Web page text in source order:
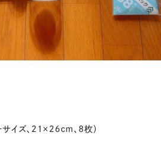
サイズ、21×26cm、8枚）